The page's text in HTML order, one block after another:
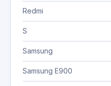
Redmi
S
Samsung
Samsung E900